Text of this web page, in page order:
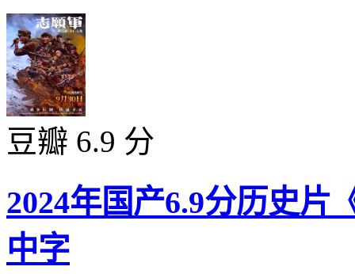
豆瓣 6.9 分
2024年国产6.9分历史片
中字